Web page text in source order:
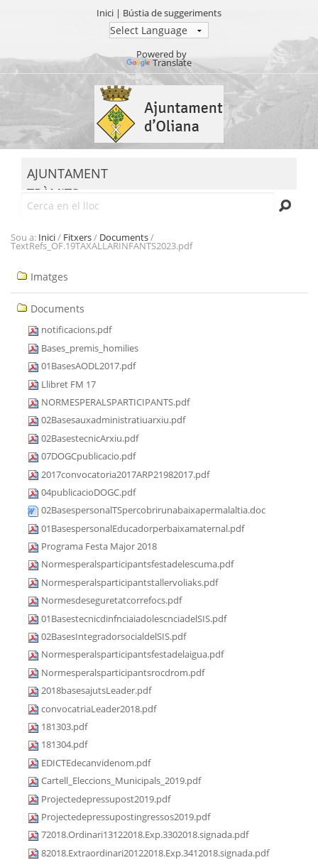
Inici | Bústia de suggeriments
Powered by
Translate
contingut.
Salta
AJUNTAMENT
TRÀMITS
SEU ELECTRÒNICA
TRANSPARÈNCIA
Sou a: Inici/ Fitxers/ Documents/
TextRefs_OF.19TAXALLARINFANTS2023.pdf
Navegació
Imatges
Documents
notificacions.pdf
Bases_premis_homilies
01BasesAODL2017.pdf
Llibret FM 17
NORMESPERALSPARTICIPANTS.pdf
02Basesauxadministratiuarxiu.pdf
02BasestecnicArxiu.pdf
07DOGCpublicacio.pdf
2017convocatoria2017ARP21982017.pdf
04publicacioDOGC.pdf
02BasespersonalTSpercobrirunabaixapermalaltia.doc
01BasespersonalEducadorperbaixamaternal.pdf
Programa Festa Major 2018
Normesperalsparticipantsfestadelescuma.pdf
Normesperalsparticipantstallervoliaks.pdf
Normesdeseguretatcorrefocs.pdf
01BasestecnicdinfnciaiadolescnciadelSIS.pdf
02BasesIntegradorsocialdelSIS.pdf
Normesperalsparticipantsfestadelaigua.pdf
Normesperalsparticipantsrocdrom.pdf
2018basesajutsLeader.pdf
convocatriaLeader2018.pdf
181303.pdf
181304.pdf
EDICTEdecanvidenom.pdf
Cartell_Eleccions_Municipals_2019.pdf
Projectedepressupost2019.pdf
Projectedepressupostingressos2019.pdf
72018.Ordinari13122018.Exp.3302018.signada.pdf
82018.Extraordinari20122018.Exp.3412018.signada.pdf